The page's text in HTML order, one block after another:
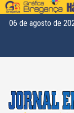
06 de agosto de